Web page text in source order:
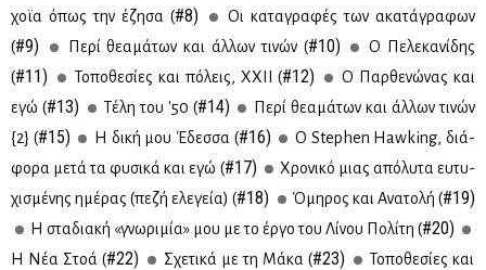
χοϊα όπως την έζη­σα (#8)
Οι κα­τα­γρα­φές των ακα­τά­γρα­φων
(#9) Πε­ρί θε­α­μά­των και άλ­λων τι­νών (#10)
Ο Πε­λε­κα­νί­δης
(#11) Το­πο­θε­σί­ες και πό­λεις, ΧΧΙΙ (#12)
Ο Παρ­θε­νώ­νας και
εγώ (#13) Τέ­λη του '50 (#14)
Πε­ρί θε­α­μά­των και άλ­λων τι­νών
{2} (#15) Η δι­κή μου Έδεσ­σα (#16)
Ο Stephen Hawking, διά­
φο­ρα με­τά τα φυ­σι­κά και εγώ (#17)
Χρο­νι­κό μιας από­λυ­τα ευ­τυ­
χι­σμέ­νης ημέ­ρας (πε­ζή ελε­γεία) (#18) Όμη­ρος και Ανα­το­λή (#19)
Η στα­δια­κή «γνω­ρι­μία» μου με το έρ­γο του Λί­νου Πο­λί­τη (#20)
Η Νέα Στοά (#22) Σχε­τι­κά με τη Μά­κα (#23)
Το­πο­θε­σί­ες και